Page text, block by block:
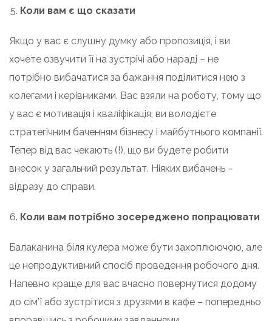
Коли вам є що сказати
Якщо у вас є слушну думку або пропозиція, і ви
хочете озвучити її на зустрічі або нараді – не
потрібно вибачатися за бажання поділитися нею з
колегами і керівниками. Вас взяли на роботу, тому що
у вас є мотивація і кваліфікація, ви володієте
стратегічним баченням бізнесу і майбутнього компанії.
Тепер від вас чекають (!), що ви будете робити
внесок у загальний результат. Ніяких вибачень –
відразу до справи.
Коли вам потрібно зосереджено попрацювати
Балаканина біля кулера може бути захоплюючою, але
це непродуктивний спосіб проведення робочого дня.
Напевно краще для вас вчасно повернутися додому
до сім’ї або зустрітися з друзями в кафе – попередньо